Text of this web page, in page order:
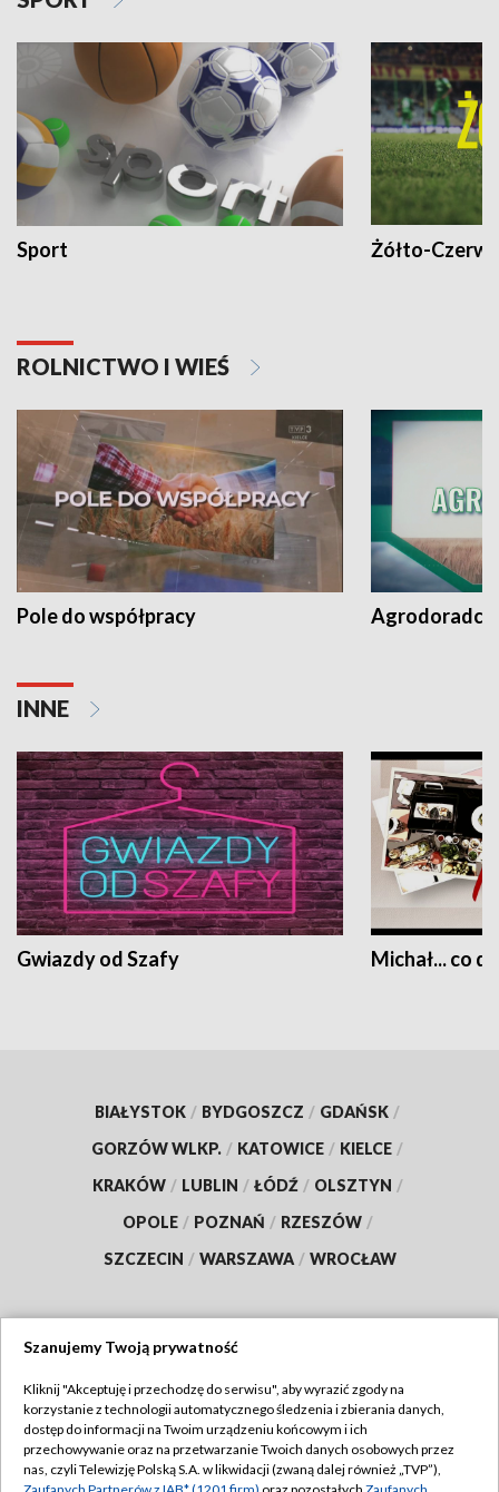
Sport Żółto-
ROLNICTWO I WIEŚ
Pole do współpracy Agrodoradcy
INNE
Gwiazdy od Szafy Michał... co
BIAŁYSTOK / BYDGOSZCZ / GDAŃSK /
GORZÓW WLKP. / KATOWICE / KIELCE /
KRAKÓW / LUBLIN / ŁÓDŹ / OLSZTYN /
OPOLE / POZNAŃ / RZESZÓW /
SZCZECIN / WARSZAWA / WROCŁAW
TVP
Abonament TVP
Emisja w TVP
Regulamin TVP
Szanujemy Twoją prywatność
Kliknij "Akceptuję i przechodzę do serwisu", aby wyrazić zgody na
korzystanie z technologii automatycznego śledzenia i zbierania danych,
dostęp do informacji na Twoim urządzeniu końcowym i ich
przechowywanie oraz na przetwarzanie Twoich danych osobowych przez
nas, czyli Telewizję Polską S.A. w likwidacji (zwaną dalej również „TVP”),